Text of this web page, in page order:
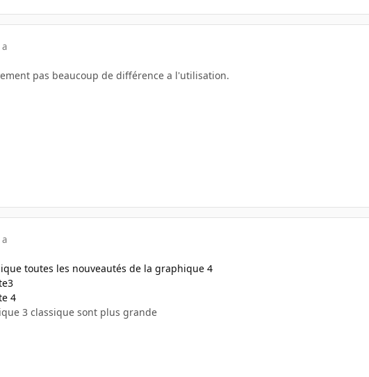
pas beaucoup de différence a l'utilisation.
toutes les nouveautés de la graphique 4
4
3 classique sont plus grande